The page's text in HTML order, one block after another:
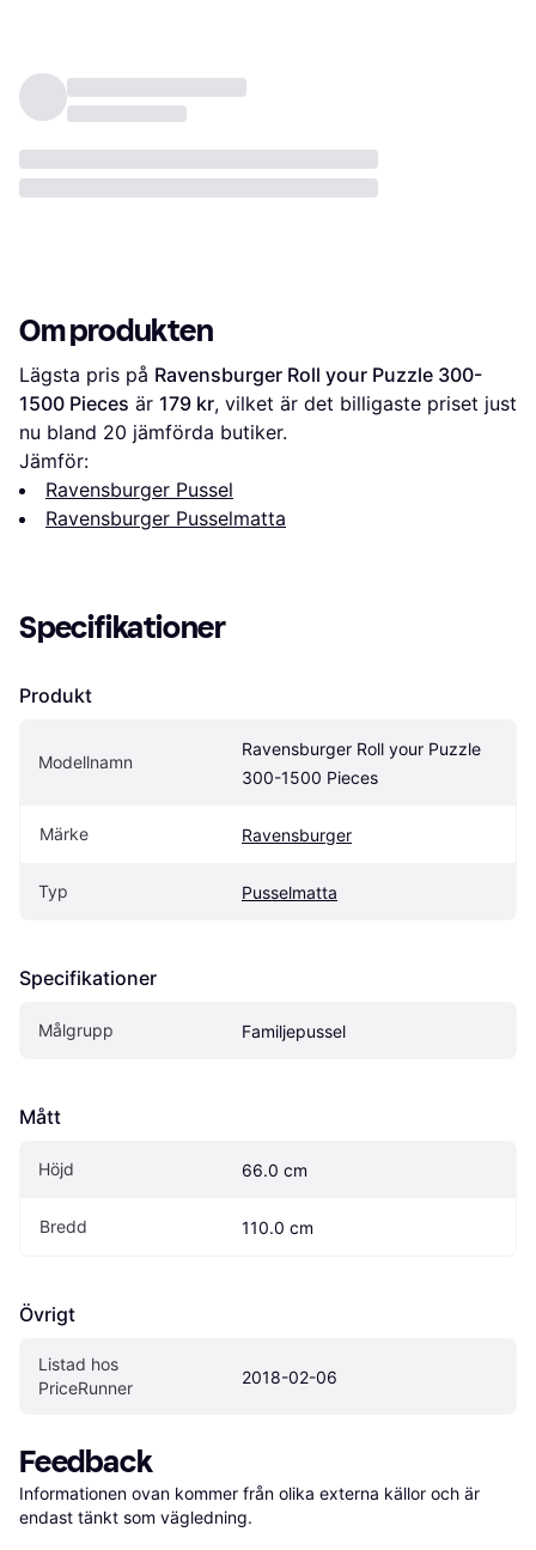
Om produkten
Lägsta pris på Ravensburger Roll your Puzzle 300-
1500 Pieces är 179 kr, vilket är det billigaste priset just
nu bland 20 jämförda butiker.
Jämför:
Ravensburger Pussel
Ravensburger Pusselmatta
Specifikationer
Produkt
Modellnamn
Ravensburger Roll your Puzzle
300-1500 Pieces
Märke Ravensburger
Typ Pusselmatta
Specifikationer
Målgrupp Familjepussel
Mått
Höjd 66.0 cm
Bredd 110.0 cm
Övrigt
Listad hos
PriceRunner
2018-02-06
Feedback
Informationen ovan kommer från olika externa källor och är
endast tänkt som vägledning.